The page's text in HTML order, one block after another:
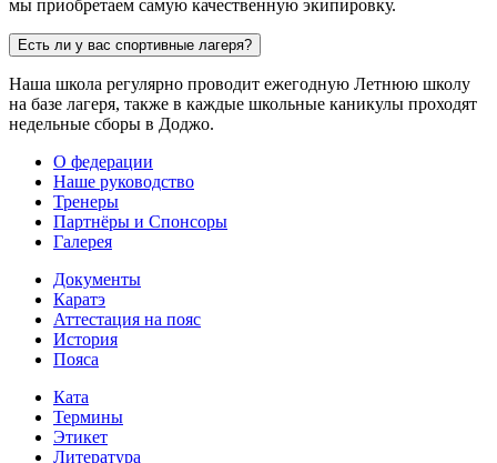
мы приобретаем самую качественную экипировку.
Есть ли у вас спортивные лагеря?
Наша школа регулярно проводит ежегодную Летнюю школу
на базе лагеря, также в каждые школьные каникулы проходят
недельные сборы в Доджо.
О федерации
Наше руководство
Тренеры
Партнёры и Спонсоры
Галерея
Документы
Каратэ
Аттестация на пояс
История
Пояса
Ката
Термины
Этикет
Литература